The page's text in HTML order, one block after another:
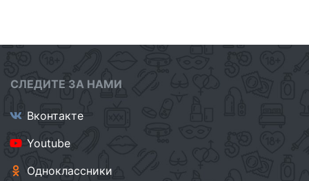
СЛЕДИТЕ ЗА НАМИ
Вконтакте
Youtube
Одноклассники